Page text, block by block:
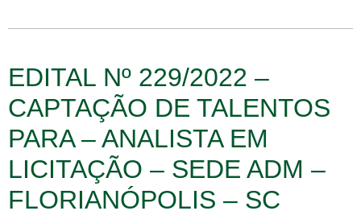
EDITAL Nº 229/2022 –
CAPTAÇÃO DE TALENTOS
PARA – ANALISTA EM
LICITAÇÃO – SEDE ADM –
FLORIANÓPOLIS – SC